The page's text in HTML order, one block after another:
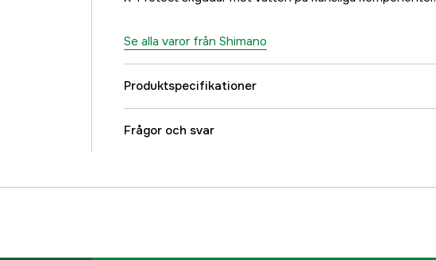
Se alla varor från Shimano
Produktspecifikationer
Kullager + rullager
Frågor och svar